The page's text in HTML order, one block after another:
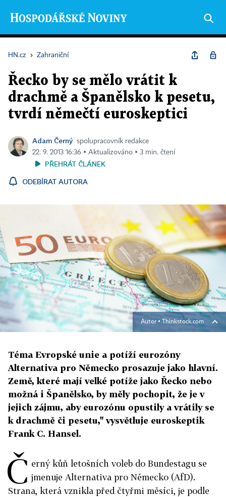
HN.cz › Zahraniční
Řecko by se mělo vrátit k
drachmě a Španělsko k pesetu,
tvrdí němečtí euroskeptici
Adam Černý spolupracovník redakce
22. 9. 2013 16:36 ▪ Aktualizováno ▪ 3 min. čtení
PŘEHRÁT ČLÁNEK
ODEBÍRAT AUTORA
Autor ▪ Thinkstock.com
Téma Evropské unie a potíží eurozóny
Alternativa pro Německo prosazuje jako hlavní.
Země, které mají velké potíže jako Řecko nebo
možná i Španělsko, by měly pochopit, že je v
jejich zájmu, aby eurozónu opustily a vrátily se
k drachmě či pesetu," vysvětluje euroskeptik
Frank C. Hansel.
Č erný kůň letošních voleb do Bundestagu se
jmenuje Alternativa pro Německo (AfD).
Strana, která vznikla před čtyřmi měsíci, je podle